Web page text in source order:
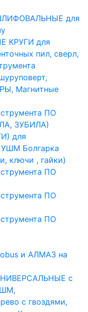
для
КРУГИ для
пил, сверл,
Магнитные
ПО
ЗУБИЛА)
для
Болгарка
ключи , гайки)
ПО
ПО
ПО
и АЛМАЗ на
с
с гвоздями,